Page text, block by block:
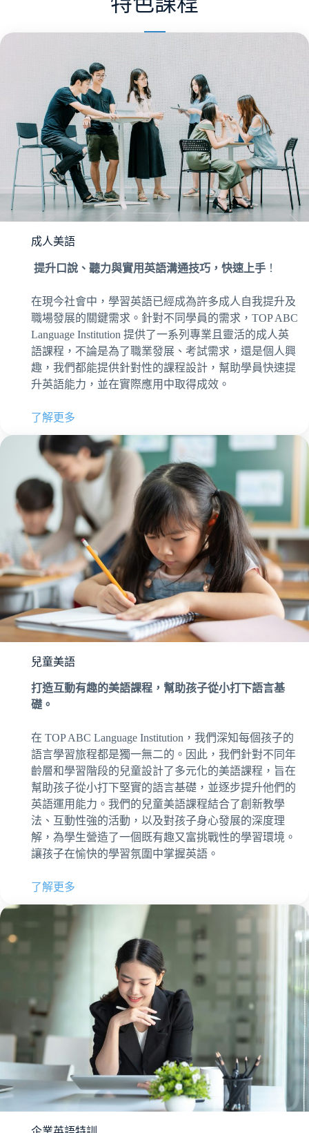
成人美語
提升口說、聽力與實用英語溝通技巧，快速上手 ！
在現今社會中，學習英語已經成為許多成人自我提升及
職場發展的關鍵需求。針對不同學員的需求，TOP ABC
Language Institution 提供了一系列專業且靈活的成人英
語課程，不論是為了職業發展、考試需求，還是個人興
趣，我們都能提供針對性的課程設計，幫助學員快速提
升英語能力，並在實際應用中取得成效。
了解更多
兒童美語
打造互動有趣的美語課程，幫助孩子從小打下語言基
礎。
在 TOP ABC Language Institution，我們深知每個孩子的
語言學習旅程都是獨一無二的。因此，我們針對不同年
齡層和學習階段的兒童設計了多元化的美語課程，旨在
幫助孩子從小打下堅實的語言基礎，並逐步提升他們的
英語運用能力。我們的兒童美語課程結合了創新教學
法、互動性強的活動，以及對孩子身心發展的深度理
解，為學生營造了一個既有趣又富挑戰性的學習環境。
讓孩子在愉快的學習氛圍中掌握英語。
了解更多